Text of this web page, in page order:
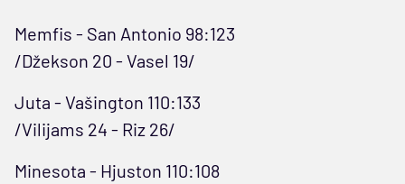
Memfis - San Antonio 98:123
/Džekson 20 - Vasel 19/
Juta - Vašington 110:133
/Vilijams 24 - Riz 26/
Minesota - Hjuston 110:108